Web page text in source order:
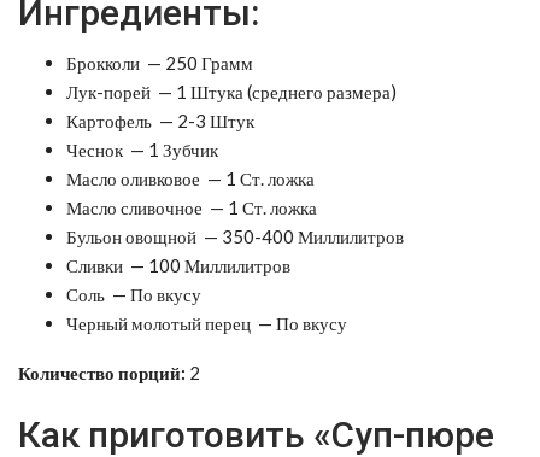
Ингредиенты:
Брокколи — 250 Грамм
Лук-порей — 1 Штука (среднего размера)
Картофель — 2-3 Штук
Чеснок — 1 Зубчик
Масло оливковое — 1 Ст. ложка
Масло сливочное — 1 Ст. ложка
Бульон овощной — 350-400 Миллилитров
Сливки — 100 Миллилитров
Соль — По вкусу
Черный молотый перец — По вкусу
Количество порций: 2
Как приготовить «Суп-пюре